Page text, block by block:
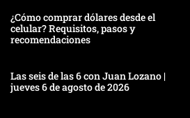
¿Cómo comprar dólares desde el
celular? Requisitos, pasos y
recomendaciones
Las seis de las 6 con Juan Lozano |
jueves 6 de agosto de 2026